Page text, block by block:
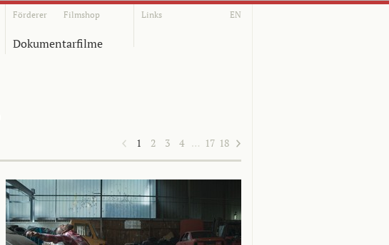
Förderer Filmshop Links EN
Dokumentarfilme
1 2 3 4 … 17 18